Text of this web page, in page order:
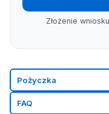
Złożenie
Pożyczka
FAQ